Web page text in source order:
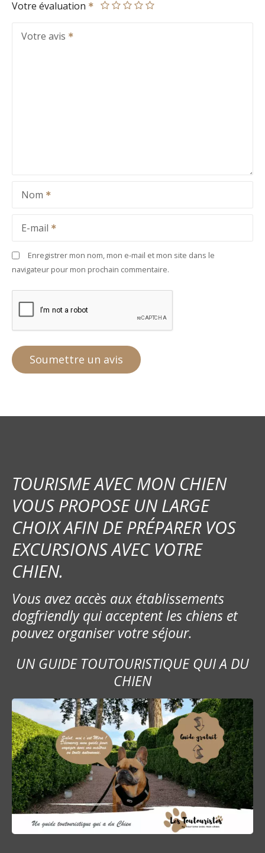
Votre évaluation
Votre avis
Nom
E-mail
Enregistrer mon nom, mon e-mail et mon site dans le
navigateur pour mon prochain commentaire.
TOURISME AVEC MON CHIEN
VOUS PROPOSE UN LARGE
CHOIX AFIN DE PRÉPARER VOS
EXCURSIONS AVEC VOTRE
CHIEN.
Vous avez accès aux établissements
dogfriendly qui acceptent les chiens et
pouvez organiser votre séjour.
UN GUIDE TOUTOURISTIQUE QUI A DU
CHIEN